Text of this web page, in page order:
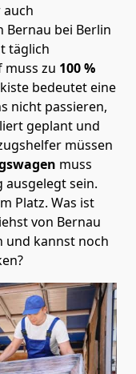
Bernau bei Berlin
täglich
muss zu 100 %
bedeutet eine
nicht passieren,
geplant und
müssen
muss
sein.
Platz. Was ist
von Bernau
und kannst noch